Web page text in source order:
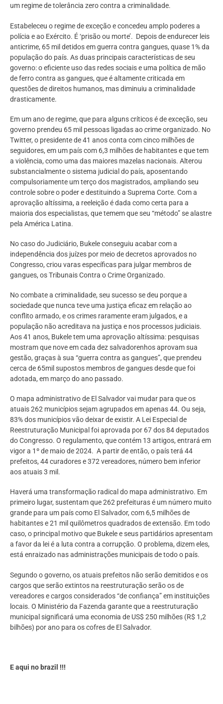
um regime de tolerância zero contra a criminalidade.
Estabeleceu o regime de exceção e concedeu amplo poderes a
polícia e ao Exército. É ‘prisão ou morte’. Depois de endurecer leis
anticrime, 65 mil detidos em guerra contra gangues, quase 1% da
população do país. As duas principais características de seu
governo: o eficiente uso das redes sociais e uma política de mão
de ferro contra as gangues, que é altamente criticada em
questões de direitos humanos, mas diminuiu a criminalidade
drasticamente.
Em um ano de regime, que para alguns críticos é de exceção, seu
governo prendeu 65 mil pessoas ligadas ao crime organizado. No
Twitter, o presidente de 41 anos conta com cinco milhões de
seguidores, em um país com 6,3 milhões de habitantes e que tem
a violência, como uma das maiores mazelas nacionais. Alterou
substancialmente o sistema judicial do país, aposentando
compulsoriamente um terço dos magistrados, ampliando seu
controle sobre o poder e destituindo a Suprema Corte. Com a
aprovação altíssima, a reeleição é dada como certa para a
maioria dos especialistas, que temem que seu “método” se alastre
pela América Latina.
No caso do Judiciário, Bukele conseguiu acabar com a
independência dos juízes por meio de decretos aprovados no
Congresso, criou varas específicas para julgar membros de
gangues, os Tribunais Contra o Crime Organizado.
No combate a criminalidade, seu sucesso se deu porque a
sociedade que nunca teve uma justiça eficaz em relação ao
conflito armado, e os crimes raramente eram julgados, e a
população não acreditava na justiça e nos processos judiciais.
Aos 41 anos, Bukele tem uma aprovação altíssima: pesquisas
mostram que nove em cada dez salvadorenhos aprovam sua
gestão, graças à sua “guerra contra as gangues”, que prendeu
cerca de 65mil supostos membros de gangues desde que foi
adotada, em março do ano passado.
O mapa administrativo de El Salvador vai mudar para que os
atuais 262 municípios sejam agrupados em apenas 44. Ou seja,
83% dos municípios vão deixar de existir. A Lei Especial de
Reestruturação Municipal foi aprovada por 67 dos 84 deputados
do Congresso. O regulamento, que contém 13 artigos, entrará em
vigor a 1º de maio de 2024. A partir de então, o país terá 44
prefeitos, 44 curadores e 372 vereadores, número bem inferior
aos atuais 3 mil.
Haverá uma transformação radical do mapa administrativo. Em
primeiro lugar, sustentam que 262 prefeituras é um número muito
grande para um país como El Salvador, com 6,5 milhões de
habitantes e 21 mil quilômetros quadrados de extensão. Em todo
caso, o principal motivo que Bukele e seus partidários apresentam
a favor da lei é a luta contra a corrupção. O problema, dizem eles,
está enraizado nas administrações municipais de todo o país.
Segundo o governo, os atuais prefeitos não serão demitidos e os
cargos que serão extintos na reestruturação serão os de
vereadores e cargos considerados “de confiança” em instituições
locais. O Ministério da Fazenda garante que a reestruturação
municipal significará uma economia de US$ 250 milhões (R$ 1,2
bilhões) por ano para os cofres de El Salvador.
E aqui no brazil !!!